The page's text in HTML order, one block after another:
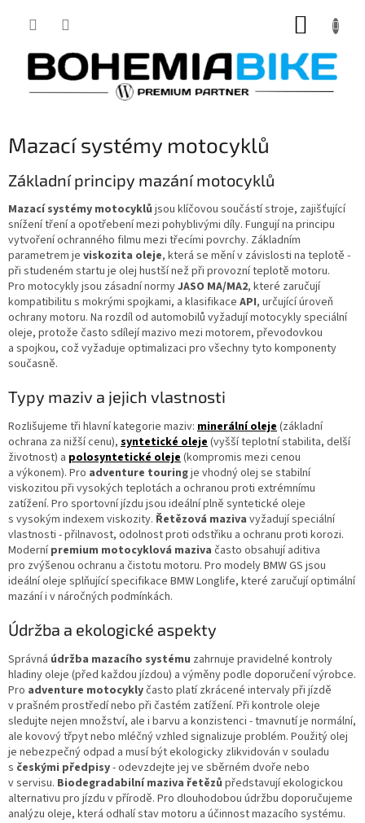
Mazací systémy motocyklů
Základní principy mazání motocyklů
Mazací systémy motocyklů jsou klíčovou součástí stroje, zajišťující
snížení tření a opotřebení mezi pohyblivými díly. Fungují na principu
vytvoření ochranného filmu mezi třecími povrchy. Základním
parametrem je viskozita oleje, která se mění v závislosti na teplotě -
při studeném startu je olej hustší než při provozní teplotě motoru.
Pro motocykly jsou zásadní normyJASO MA/MA2, které zaručují
kompatibilitu s mokrými spojkami, a klasifikace API, určující úroveň
ochrany motoru. Na rozdíl od automobilů vyžadují motocykly speciální
oleje, protože často sdílejí mazivo mezi motorem, převodovkou
a spojkou, což vyžaduje optimalizaci pro všechny tyto komponenty
současně.
Typy maziv a jejich vlastnosti
Rozlišujeme tři hlavní kategorie maziv: minerální oleje (základní
ochrana za nižší cenu), syntetické oleje (vyšší teplotní stabilita, delší
životnost) a polosyntetické oleje (kompromis mezi cenou
a výkonem). Pro adventure touringje vhodný olej se stabilní
viskozitou při vysokých teplotách a ochranou proti extrémnímu
zatížení. Pro sportovní jízdu jsou ideální plně syntetické oleje
s vysokým indexem viskozity. Řetězová maziva vyžadují speciální
vlastnosti - přilnavost, odolnost proti odstřiku a ochranu proti korozi.
Modernípremium motocyklová maziva často obsahují aditiva
pro zvýšenou ochranu a čistotu motoru. Pro modely BMW GS jsou
ideální oleje splňující specifikace BMW Longlife, které zaručují optimální
mazání i v náročných podmínkách.
Údržba a ekologické aspekty
Správná údržba mazacího systému zahrnuje pravidelné kontroly
hladiny oleje (před každou jízdou) a výměny podle doporučení výrobce.
Pro adventure motocyklyčasto platí zkrácené intervaly při jízdě
v prašném prostředí nebo při častém zatížení. Při kontrole oleje
sledujte nejen množství, ale i barvu a konzistenci - tmavnutí je normální,
ale kovový třpyt nebo mléčný vzhled signalizuje problém. Použitý olej
je nebezpečný odpad a musí být ekologicky zlikvidován v souladu
s českými předpisy- odevzdejte jej ve sběrném dvoře nebo
v servisu. Biodegradabilní maziva řetězů představují ekologickou
alternativu pro jízdu v přírodě. Pro dlouhodobou údržbu doporučujeme
analýzu oleje, která odhalí stav motoru a účinnost mazacího systému.